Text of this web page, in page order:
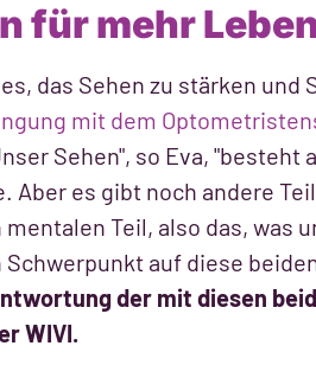
für mehr
das Sehen zu stärken
mit dem
Sehen", so Eva, "besteht
Aber es gibt noch andere
Teil, also das, was
auf diese
der mit diesen
WIVI.